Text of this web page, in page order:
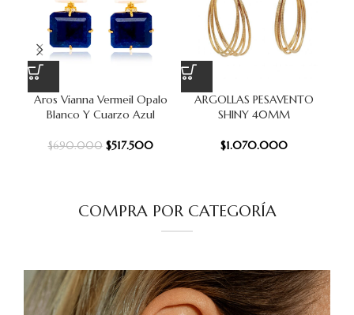
Aros Vianna Vermeil Opalo
Blanco Y Cuarzo Azul
$690.000 $517.500
ARGOLLAS PESAVENTO
SHINY 40MM
$1.070.000
COMPRA POR CATEGORÍA